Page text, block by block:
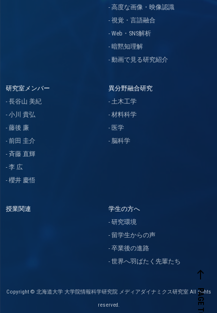
west
PAGE TOP
高度な画像・映像認識
視覚・言語融合
Web・SNS解析
暗黙知理解
動画で見る研究紹介
研究室メンバー
長谷山 美紀
小川 貴弘
藤後 廉
前田 圭介
斉藤 直輝
李 広
櫻井 慶悟
異分野融合研究
土木工学
材料科学
医学
脳科学
授業関連
学生の方へ
研究環境
留学生からの声
卒業後の進路
世界へ羽ばたく先輩たち
Copyright © 北海道大学 大学院情報科学研究院 メディアダイナミクス研究室 All rights
reserved.